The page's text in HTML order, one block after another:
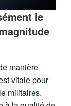
le
manière
vitale pour
militaires.